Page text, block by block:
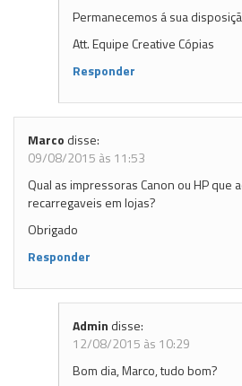
Permanecemos á sua
Att. Equipe Creative Cópias
Responder
Marco disse:
09/08/2015 às 11:53
Qual as impressoras Canon ou HP que
recarregaveis em lojas?
Obrigado
Responder
Admin disse:
12/08/2015 às 10:29
Bom dia, Marco, tudo bom?